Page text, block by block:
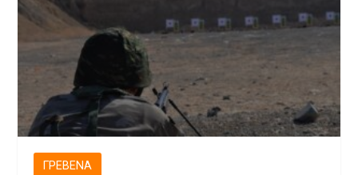
ΓΡΕΒΕΝΆ